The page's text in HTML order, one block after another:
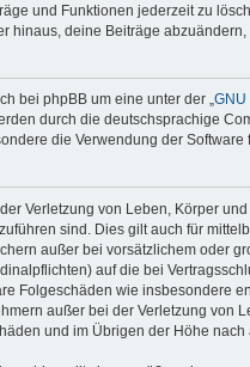
und Funktionen jederzeit zu
hinaus, deine Beiträge
bei phpBB um eine unter der „GNU
durch die deutschsprachige
die Verwendung der
Verletzung von Leben, Körper
sind. Dies gilt auch für
außer bei vorsätzlichem oder
auf die bei
Folgeschäden wie insbesondere
außer bei der Verletzung von
und im Übrigen der Höhe